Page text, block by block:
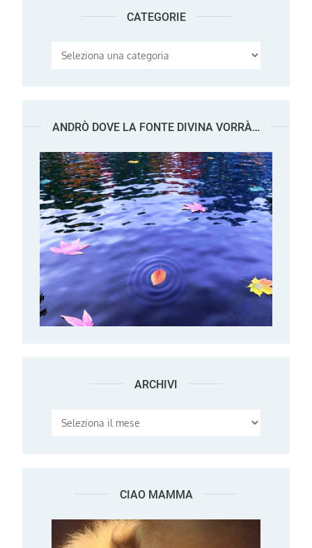
CATEGORIE
Categorie
ANDRÒ DOVE LA FONTE DIVINA VORRÀ…
ARCHIVI Archivi
CIAO MAMMA